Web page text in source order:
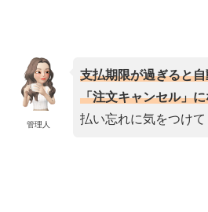
管理人
支払期限が過ぎると自
「注文キャンセル」に
払い忘れに気をつけて